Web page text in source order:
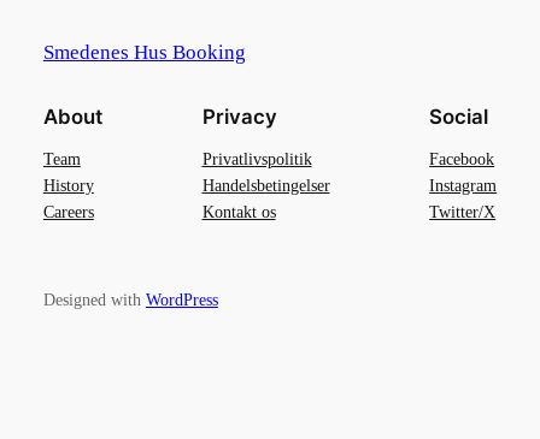
Smedenes Hus Booking
About
Team
History
Careers
Privacy
Privatlivspolitik
Handelsbetingelser
Kontakt os
Social
Facebook
Instagram
Twitter/X
Designed with WordPress